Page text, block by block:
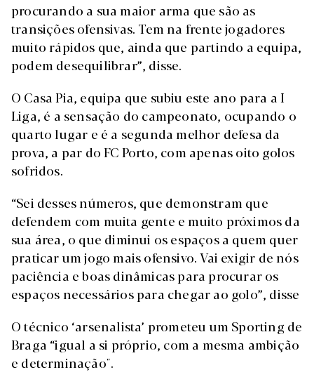
procurando a sua maior arma que são as
transições ofensivas. Tem na frente jogadores
muito rápidos que, ainda que partindo a equipa,
podem desequilibrar”, disse.
O Casa Pia, equipa que subiu este ano para a I
Liga, é a sensação do campeonato, ocupando o
quarto lugar e é a segunda melhor defesa da
prova, a par do FC Porto, com apenas oito golos
sofridos.
“Sei desses números, que demonstram que
defendem com muita gente e muito próximos da
sua área, o que diminui os espaços a quem quer
praticar um jogo mais ofensivo. Vai exigir de nós
paciência e boas dinâmicas para procurar os
espaços necessários para chegar ao golo”, disse
O técnico ‘arsenalista’ prometeu um Sporting de
Braga “igual a si próprio, com a mesma ambição
e determinação".